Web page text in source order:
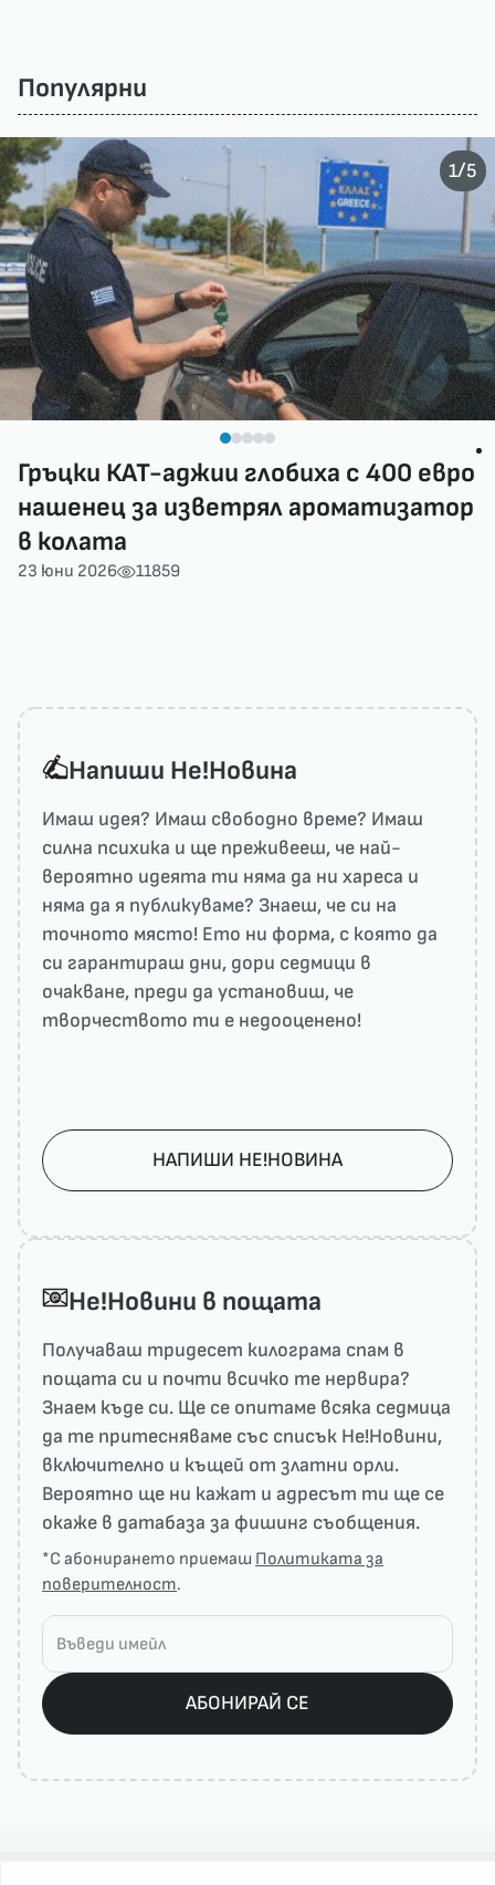
Популярни
Гръцки КАТ-аджии глобиха с 400 евро
нашенец за изветрял ароматизатор
в колата
23 юни 2026 11859
1/5
Напиши He!Новина
Имаш идея? Имаш свободно време? Имаш
силна психика и ще преживееш, че най-
вероятно идеята ти няма да ни харесa и
няма да я публикуваме? Знаеш, че си на
точното място! Ето ни форма, с която да
си гарантираш дни, дори седмици в
очакване, преди да установиш, че
творчеството ти е недооценено!
НАПИШИ НЕ!НОВИНА
He!Новини в пощата
Получаваш тридесет килограма спам в
пощата си и почти всичко те нервира?
Знаем къде си. Ще се опитаме всяка седмица
да те притесняваме със списък He!Новини,
включително и къщей от златни орли.
Вероятно ще ни кажат и адресът ти ще се
окаже в датабаза за фишинг съобщения.
*С абонирането приемаш Политиката за
поверителност.
АБОНИРАЙ СЕ